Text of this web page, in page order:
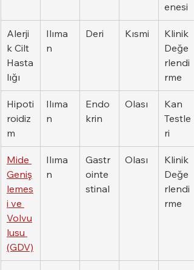
enesi
Alerji
k Cilt
Hasta
lığı
Ilıma
n
Deri Kısmi
Klinik
Değe
rlendi
rme
Hipoti
roidiz
m
Ilıma
n
Endo
krin
Olası
Kan
Testle
ri
Mide
Geniş
lemes
i ve
Volvu
lusu
(GDV)
Ilıma
n
Gastr
ointe
stinal
Olası
Klinik
Değe
rlendi
rme